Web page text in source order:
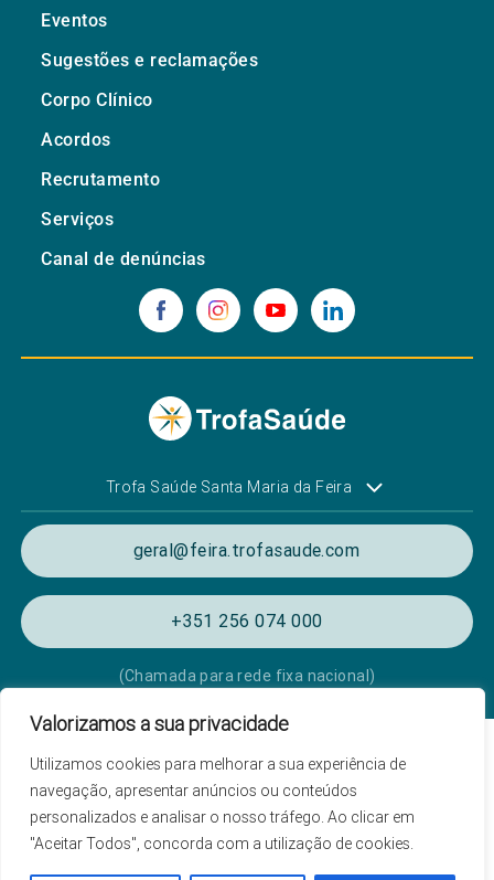
Valorizamos a sua privacidade
Utilizamos cookies para melhorar a sua experiência de
navegação, apresentar anúncios ou conteúdos
personalizados e analisar o nosso tráfego. Ao clicar em
"Aceitar Todos", concorda com a utilização de cookies.
Eventos
Sugestões e reclamações
Corpo Clínico
Acordos
Recrutamento
Serviços
Canal de denúncias
Trofa Saúde Santa Maria da Feira
geral@feira.trofasaude.com
+351 256 074 000
(Chamada para rede fixa nacional)
Termos e condições de utilização
Listagem das Unidades Hospitalares